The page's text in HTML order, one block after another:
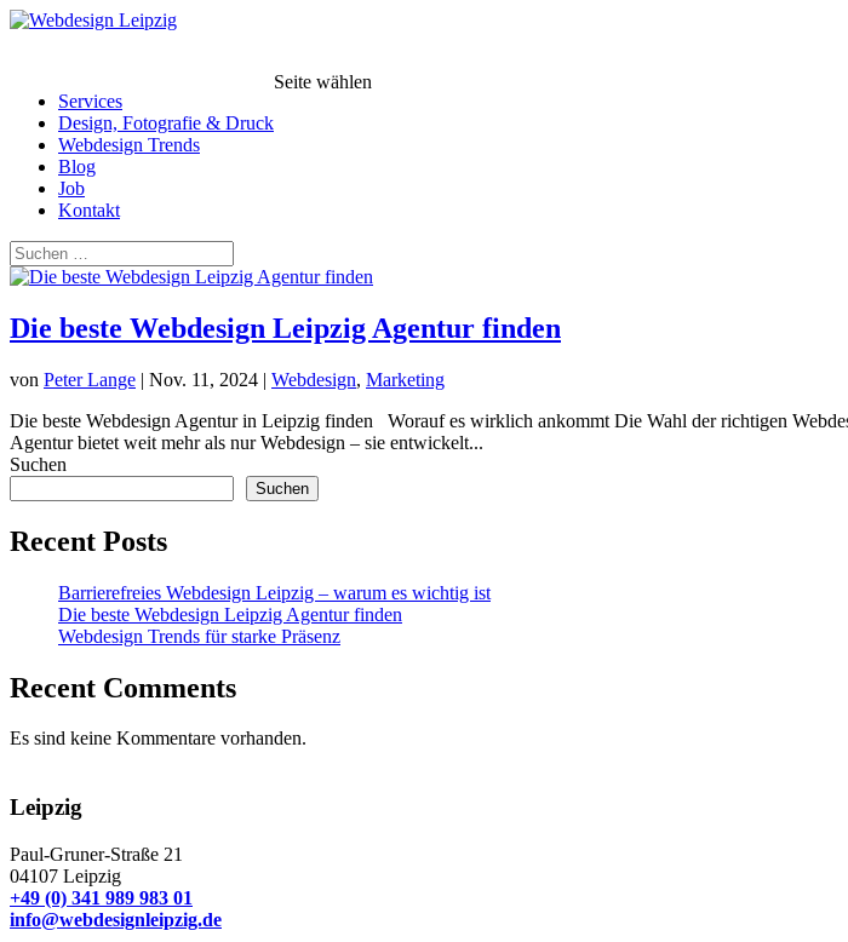
Services
Design, Fotografie & Druck
Webdesign Trends
Blog
Job
Kontakt
Seite wählen
Die beste Webdesign Leipzig Agentur finden
von Peter Lange | Nov. 11, 2024 | Webdesign, Marketing
Die beste Webdesign Agentur in Leipzig finden Worauf es wirklich ankommt Die Wahl der richtigen
Agentur bietet weit mehr als nur Webdesign – sie entwickelt...
Suchen
Suchen
Recent Posts
Barrierefreies Webdesign Leipzig – warum es wichtig ist
Die beste Webdesign Leipzig Agentur finden
Webdesign Trends für starke Präsenz
Recent Comments
Es sind keine Kommentare vorhanden.
Leipzig
Paul-Gruner-Straße 21
04107 Leipzig
+49 (0) 341 989 983 01
info@webdesignleipzig.de